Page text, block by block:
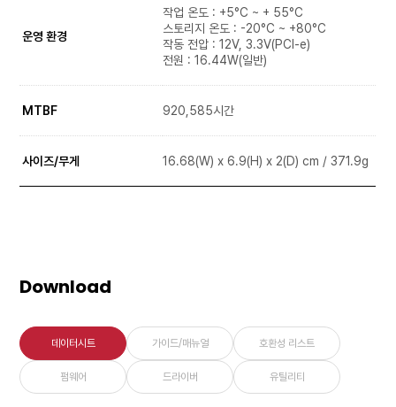
운영 환경
작업 온도 : +5°C ~ + 55°C
스토리지 온도 : -20°C ~ +80°C
작동 전압 : 12V, 3.3V(PCI-e)
전원 : 16.44W(일반)
MTBF 920,585시간
사이즈/무게 16.68(W) x 6.9(H) x 2(D) cm / 371.9g
Download
데이터시트 가이드/매뉴얼 호환성 리스트
펌웨어 드라이버 유틸리티